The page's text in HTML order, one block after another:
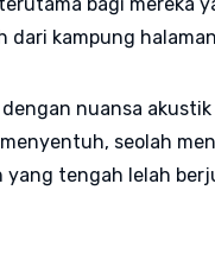
dari kampung
nuansa
seolah
yang tengah lelah